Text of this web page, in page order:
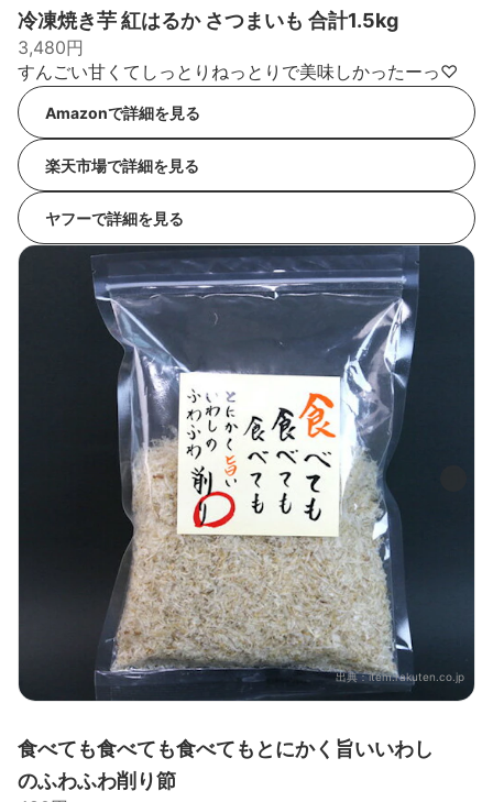
冷凍焼き芋 紅はるか さつまいも 合計1.5kg
3,480円
すんごい甘くてしっとりねっとりで美味しかったーっ♡
Amazonで詳細を見る
楽天市場で詳細を見る
ヤフーで詳細を見る
出典：item.rakuten.co.jp
食べても食べても食べてもとにかく旨いいわし
のふわふわ削り節